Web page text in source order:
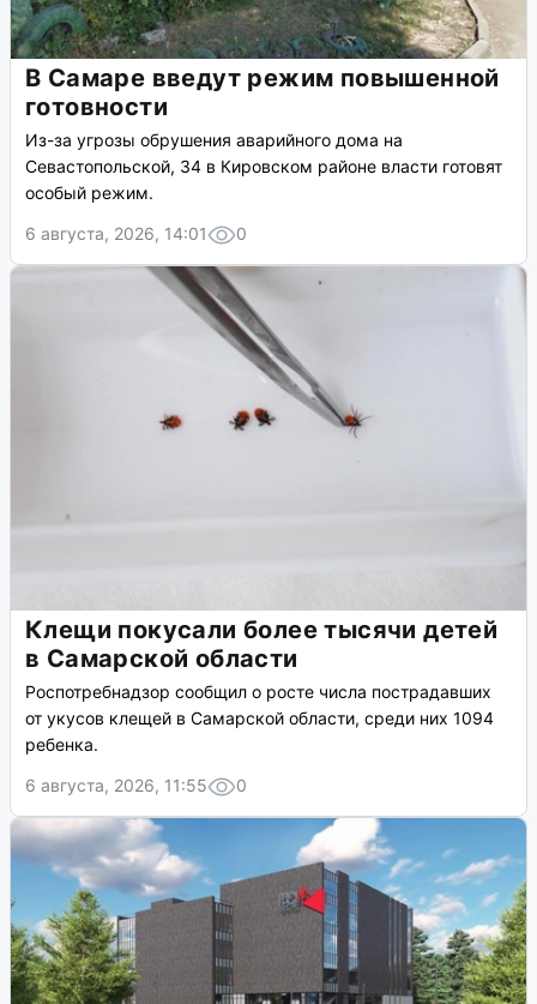
В Самаре введут режим повышенной
готовности
Из-за угрозы обрушения аварийного дома на
Севастопольской, 34 в Кировском районе власти готовят
особый режим.
6 августа, 2026, 14:01
0
Клещи покусали более тысячи детей
в Самарской области
Роспотребнадзор сообщил о росте числа пострадавших
от укусов клещей в Самарской области, среди них 1094
ребенка.
6 августа, 2026, 11:55
0